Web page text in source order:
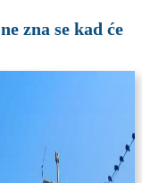
zna se kad će